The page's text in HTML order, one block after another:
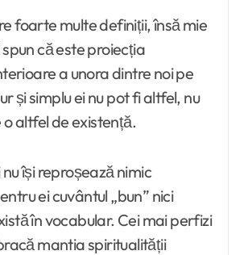
foarte multe definiții, însă mie
că este proiecția
a unora dintre noi pe
și simplu ei nu pot fi altfel, nu
altfel de existență.
își reproșează nimic
ei cuvântul „bun” nici
în vocabular. Cei mai perfizi
mantia spiritualității